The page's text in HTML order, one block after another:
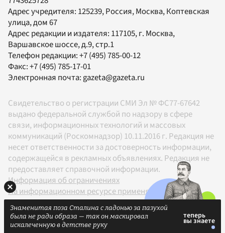
Адрес учредителя: 125239, Россия, Москва, Коптевская
улица, дом 67
Адрес редакции и издателя: 117105, г. Москва,
Варшавское шоссе, д.9, стр.1
Телефон редакции:+7 (495) 785-00-12
Факс:+7 (495) 785-17-01
Электронная почта:gazeta@gazeta.ru
Свидетельство о регистрации СМИ Эл № ФС77-67642
выдано федеральной службой по надзору в сфере
связи, информационных технологий и массовых
коммуникаций (Роскомнадзор) 10.11.2016 г. Редакция не
несет ответственности за достоверность информации,
содержащейся в рекламных объявлениях. Редакция не
предоставляет справочной информации.
Информация об ограничениях
На информационном ресурсе применяются
рекомендательные технологии в соответствии с
Правилами
Знаменитая поза Сталина с ладонью за пазухой
была не ради образа — так он маскировал
искалеченную в детстве руку